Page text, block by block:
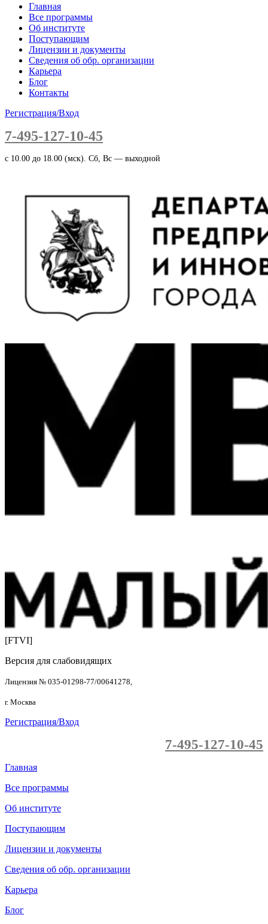
Главная
Все программы
Об институте
Поступающим
Лицензии и документы
Сведения об обр. организации
Карьера
Блог
Контакты
Регистрация/Вход
7-495-127-10-45
c 10.00 до 18.00 (мск). Сб, Вс — выходной
[FTVI]
Версия для слабовидящих
Лицензия № 035-01298-77/00641278,
г. Москва
Регистрация/Вход
7-495-127-10-45
Главная
Все программы
Об институте
Поступающим
Лицензии и документы
Сведения об обр. организации
Карьера
Блог